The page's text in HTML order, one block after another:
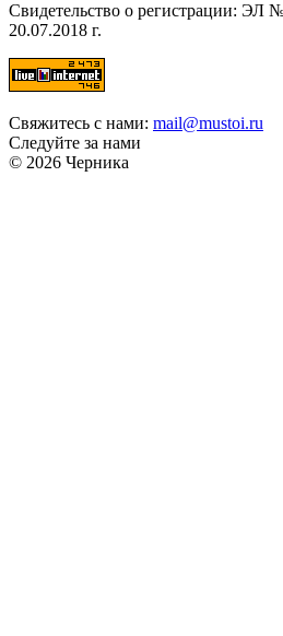
Свидетельство о регистрации: ЭЛ
20.07.2018 г.
Свяжитесь с нами: mail@mustoi.ru
Следуйте за нами
© 2026 Черника